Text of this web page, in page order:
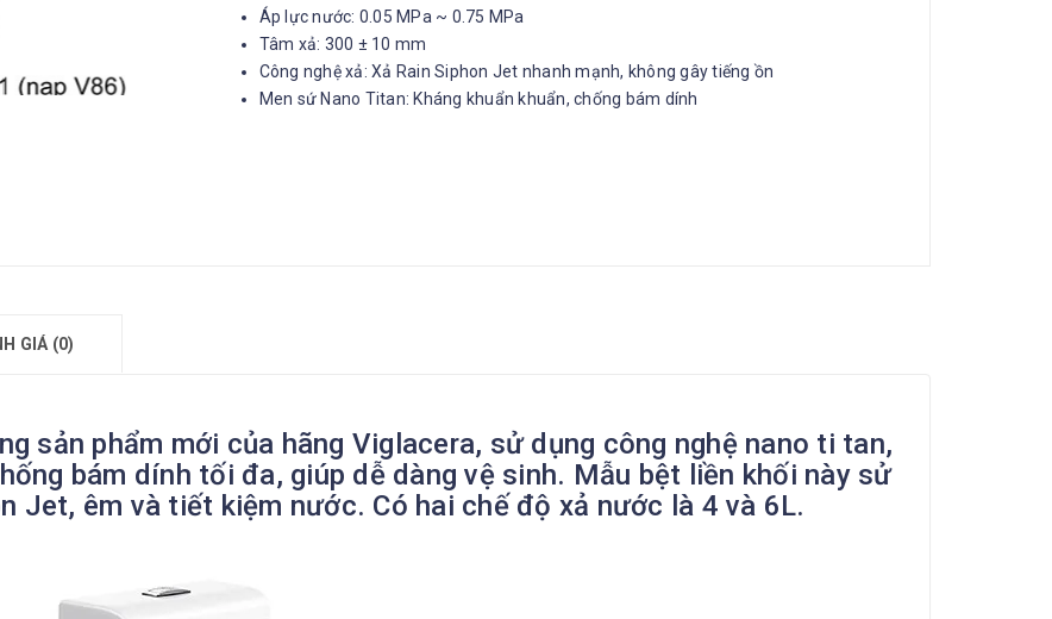
Áp lực nước: 0.05 MPa ~ 0.75 MPa
Tâm xả: 300 ± 10 mm
Công nghệ xả: Xả Rain Siphon Jet nhanh mạnh, không gây tiếng ồn
Men sứ Nano Titan: Kháng khuẩn khuẩn, chống bám dính
GIÁ (0)
sản phẩm mới của hãng Viglacera, sử dụng công nghệ nano ti tan,
bám dính tối đa, giúp dễ dàng vệ sinh. Mẫu bệt liền khối này sử
Jet, êm và tiết kiệm nước. Có hai chế độ xả nước là 4 và 6L.